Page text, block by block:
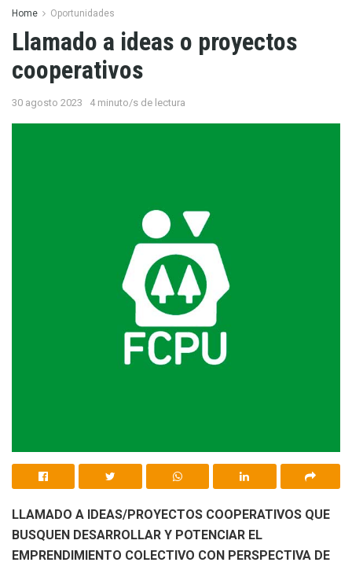
Home Oportunidades
Llamado a ideas o proyectos
cooperativos
30 agosto 2023 4 minuto/s de lectura
LLAMADO A IDEAS/PROYECTOS COOPERATIVOS QUE
BUSQUEN DESARROLLAR Y POTENCIAR EL
EMPRENDIMIENTO COLECTIVO CON PERSPECTIVA DE